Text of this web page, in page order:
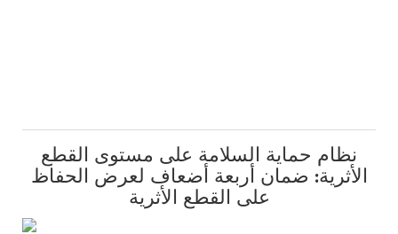
نظام حماية السلامة على مستوى القطع
الأثرية: ضمان أربعة أضعاف لعرض الحفاظ
على القطع الأثرية